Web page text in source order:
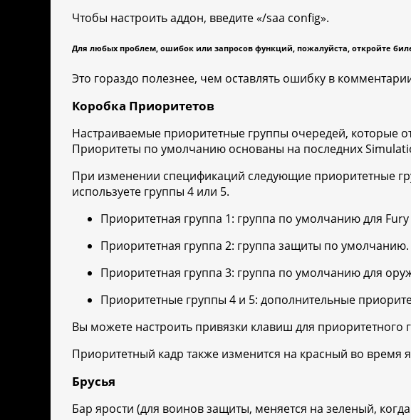
Чтобы настроить аддон, введите «/saa config».
Для любых проблем ошибок или запросов функций пожалуйста, откройте
Это гораздо полезнее, чем оставлять ошибку в
Коробка Приоритетов
Настраиваемые приоритетные группы очередей, которые
Приоритеты по умолчанию основаны на последних
При изменении спецификаций следующие приоритетные
используете группы 4 или 5.
Приоритетная группа 1: группа по умолчанию для Fury
Приоритетная группа 2: группа защиты по умолчанию.
Приоритетная группа 3: группа по умолчанию для
Приоритетные группы 4 и 5: дополнительные
Вы можете настроить привязки клавиш для
Приоритетный кадр также изменится на красный во время
Брусья
Бар ярости (для воинов защиты, меняется на зеленый,